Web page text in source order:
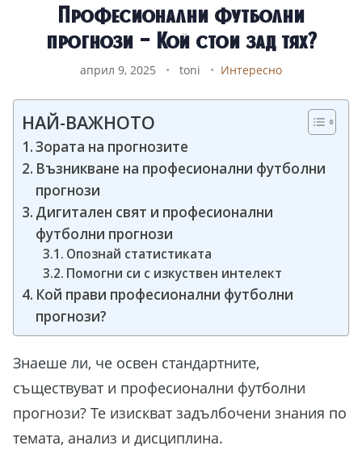
Професионални футболни
прогнози – Кой стои зад тях?
април 9, 2025 • toni • Интересно
НАЙ-ВАЖНОТО
Зората на прогнозите
Възникване на професионални футболни
прогнози
Дигитален свят и професионални
футболни прогнози
Опознай статистиката
Помогни си с изкуствен интелект
Кой прави професионални футболни
прогнози?
Знаеше ли, че освен стандартните,
съществуват и професионални футболни
прогнози? Те изискват задълбочени знания по
темата, анализ и дисциплина.